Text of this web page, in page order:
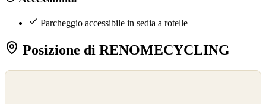
Parcheggio accessibile in sedia a rotelle
Posizione di RENOMECYCLING